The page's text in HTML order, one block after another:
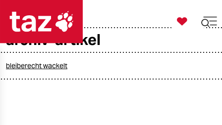

taz zahl ich
archiv-artikel
bleiberecht wackelt